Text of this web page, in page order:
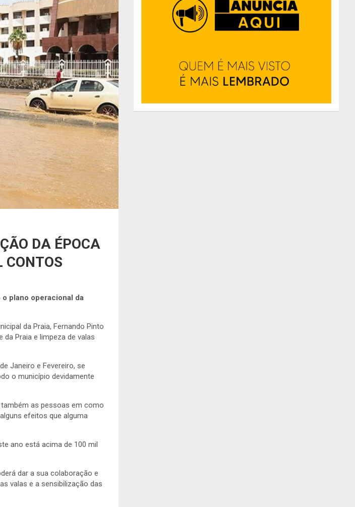
DA ÉPOCA
CONTOS
plano operacional da
da Praia, Fernando Pinto
Praia e limpeza de valas
Janeiro e Fevereiro, se
o município devidamente
as pessoas em como
efeitos que alguma
ano está acima de 100 mil
dar a sua colaboração e
valas e a sensibilização das